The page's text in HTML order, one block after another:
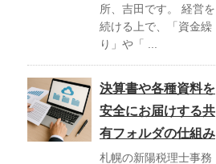
所、吉田です。 経営を
続ける上で、「資金繰
り」や「 ...
決算書や各種資料を
安全にお届けする共
有フォルダの仕組み
札幌の新陽税理士事務